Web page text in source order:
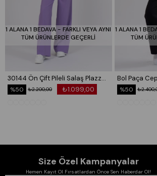
1 ALANA 1 BEDAVA - FARKLI VEYA AYNI
TÜM ÜRÜNLERDE GEÇERLİ
30144 Ön Çift Pileli Salaş Plazzo Cepli Pantolon
₺1.099,00
₺2.200,00
%50
1 ALANA 1
TÜM
%50
Size Özel Kampanyalar
Hemen Kayıt Ol Fırsatlardan Önce Sen Haberdar Ol!